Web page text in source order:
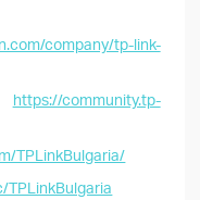
company/tp-link-
https://community.tp-
TPLinkBulgaria/
TPLinkBulgaria